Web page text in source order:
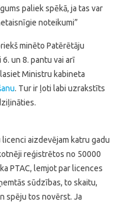
paliek spēkā, ja tas var
noteikumi”
minēto Patērētāju
un 8. pantu vai arī
Ministru kabineta
. Tur ir ļoti labi uzrakstīts
aizdevējam katru gadu
reģistrētos no 50000
PTAC, lemjot par licences
sūdzības, to skaitu,
spēju tos novērst. Ja